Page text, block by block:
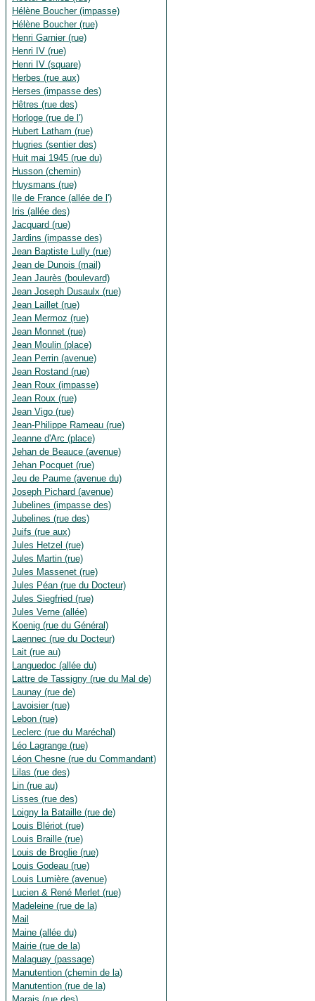
Hélène Boucher (impasse)
Hélène Boucher (rue)
Henri Garnier (rue)
Henri IV (rue)
Henri IV (square)
Herbes (rue aux)
Herses (impasse des)
Hêtres (rue des)
Horloge (rue de l')
Hubert Latham (rue)
Hugries (sentier des)
Huit mai 1945 (rue du)
Husson (chemin)
Huysmans (rue)
Ile de France (allée de l')
Iris (allée des)
Jacquard (rue)
Jardins (impasse des)
Jean Baptiste Lully (rue)
Jean de Dunois (mail)
Jean Jaurès (boulevard)
Jean Joseph Dusaulx (rue)
Jean Laillet (rue)
Jean Mermoz (rue)
Jean Monnet (rue)
Jean Moulin (place)
Jean Perrin (avenue)
Jean Rostand (rue)
Jean Roux (impasse)
Jean Roux (rue)
Jean Vigo (rue)
Jean-Philippe Rameau (rue)
Jeanne d'Arc (place)
Jehan de Beauce (avenue)
Jehan Pocquet (rue)
Jeu de Paume (avenue du)
Joseph Pichard (avenue)
Jubelines (impasse des)
Jubelines (rue des)
Juifs (rue aux)
Jules Hetzel (rue)
Jules Martin (rue)
Jules Massenet (rue)
Jules Péan (rue du Docteur)
Jules Siegfried (rue)
Jules Verne (allée)
Koenig (rue du Général)
Laennec (rue du Docteur)
Lait (rue au)
Languedoc (allée du)
Lattre de Tassigny (rue du Mal de)
Launay (rue de)
Lavoisier (rue)
Lebon (rue)
Leclerc (rue du Maréchal)
Léo Lagrange (rue)
Léon Chesne (rue du Commandant)
Lilas (rue des)
Lin (rue au)
Lisses (rue des)
Loigny la Bataille (rue de)
Louis Blériot (rue)
Louis Braille (rue)
Louis de Broglie (rue)
Louis Godeau (rue)
Louis Lumière (avenue)
Lucien & René Merlet (rue)
Madeleine (rue de la)
Mail
Maine (allée du)
Mairie (rue de la)
Malaguay (passage)
Manutention (chemin de la)
Manutention (rue de la)